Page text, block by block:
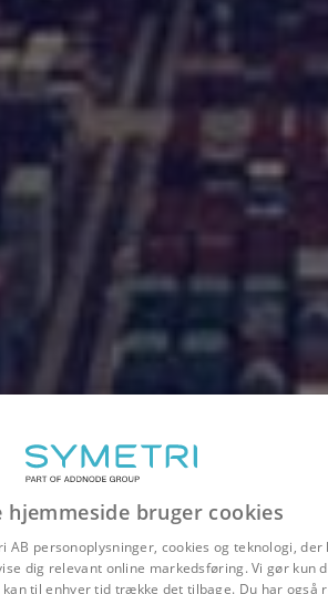
hjemmeside bruger cookies
AB personoplysninger, cookies og teknologi,
dig relevant online markedsføring. Vi gør kun
til enhver tid trække det tilbage. Du har også